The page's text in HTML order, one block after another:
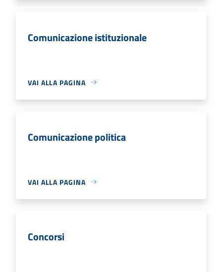
Comunicazione istituzionale
VAI ALLA PAGINA
Comunicazione politica
VAI ALLA PAGINA
Concorsi